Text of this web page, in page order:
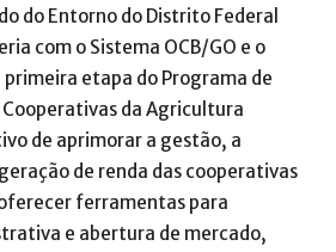
do Entorno do Distrito Federal
com o Sistema OCB/GO e o
etapa do Programa de
da Agricultura
de aprimorar a gestão, a
de renda das cooperativas
oferecer ferramentas para
e abertura de mercado,